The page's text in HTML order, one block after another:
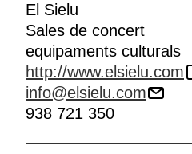
El Sielu
Sales de concert
equipaments culturals
http://www.elsielu.com
info@elsielu.com
938 721 350